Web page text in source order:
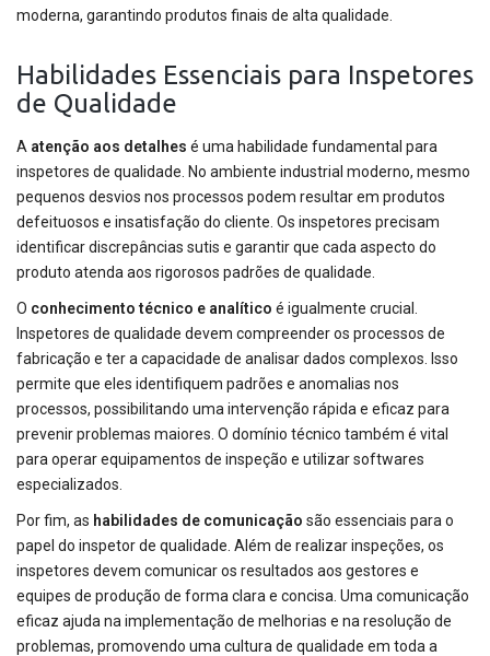
moderna, garantindo produtos finais de alta qualidade.
Habilidades Essenciais para Inspetores
de Qualidade
A atenção aos detalhes é uma habilidade fundamental para
inspetores de qualidade. No ambiente industrial moderno, mesmo
pequenos desvios nos processos podem resultar em produtos
defeituosos e insatisfação do cliente. Os inspetores precisam
identificar discrepâncias sutis e garantir que cada aspecto do
produto atenda aos rigorosos padrões de qualidade.
O conhecimento técnico e analítico é igualmente crucial.
Inspetores de qualidade devem compreender os processos de
fabricação e ter a capacidade de analisar dados complexos. Isso
permite que eles identifiquem padrões e anomalias nos
processos, possibilitando uma intervenção rápida e eficaz para
prevenir problemas maiores. O domínio técnico também é vital
para operar equipamentos de inspeção e utilizar softwares
especializados.
Por fim, as habilidades de comunicação são essenciais para o
papel do inspetor de qualidade. Além de realizar inspeções, os
inspetores devem comunicar os resultados aos gestores e
equipes de produção de forma clara e concisa. Uma comunicação
eficaz ajuda na implementação de melhorias e na resolução de
problemas, promovendo uma cultura de qualidade em toda a